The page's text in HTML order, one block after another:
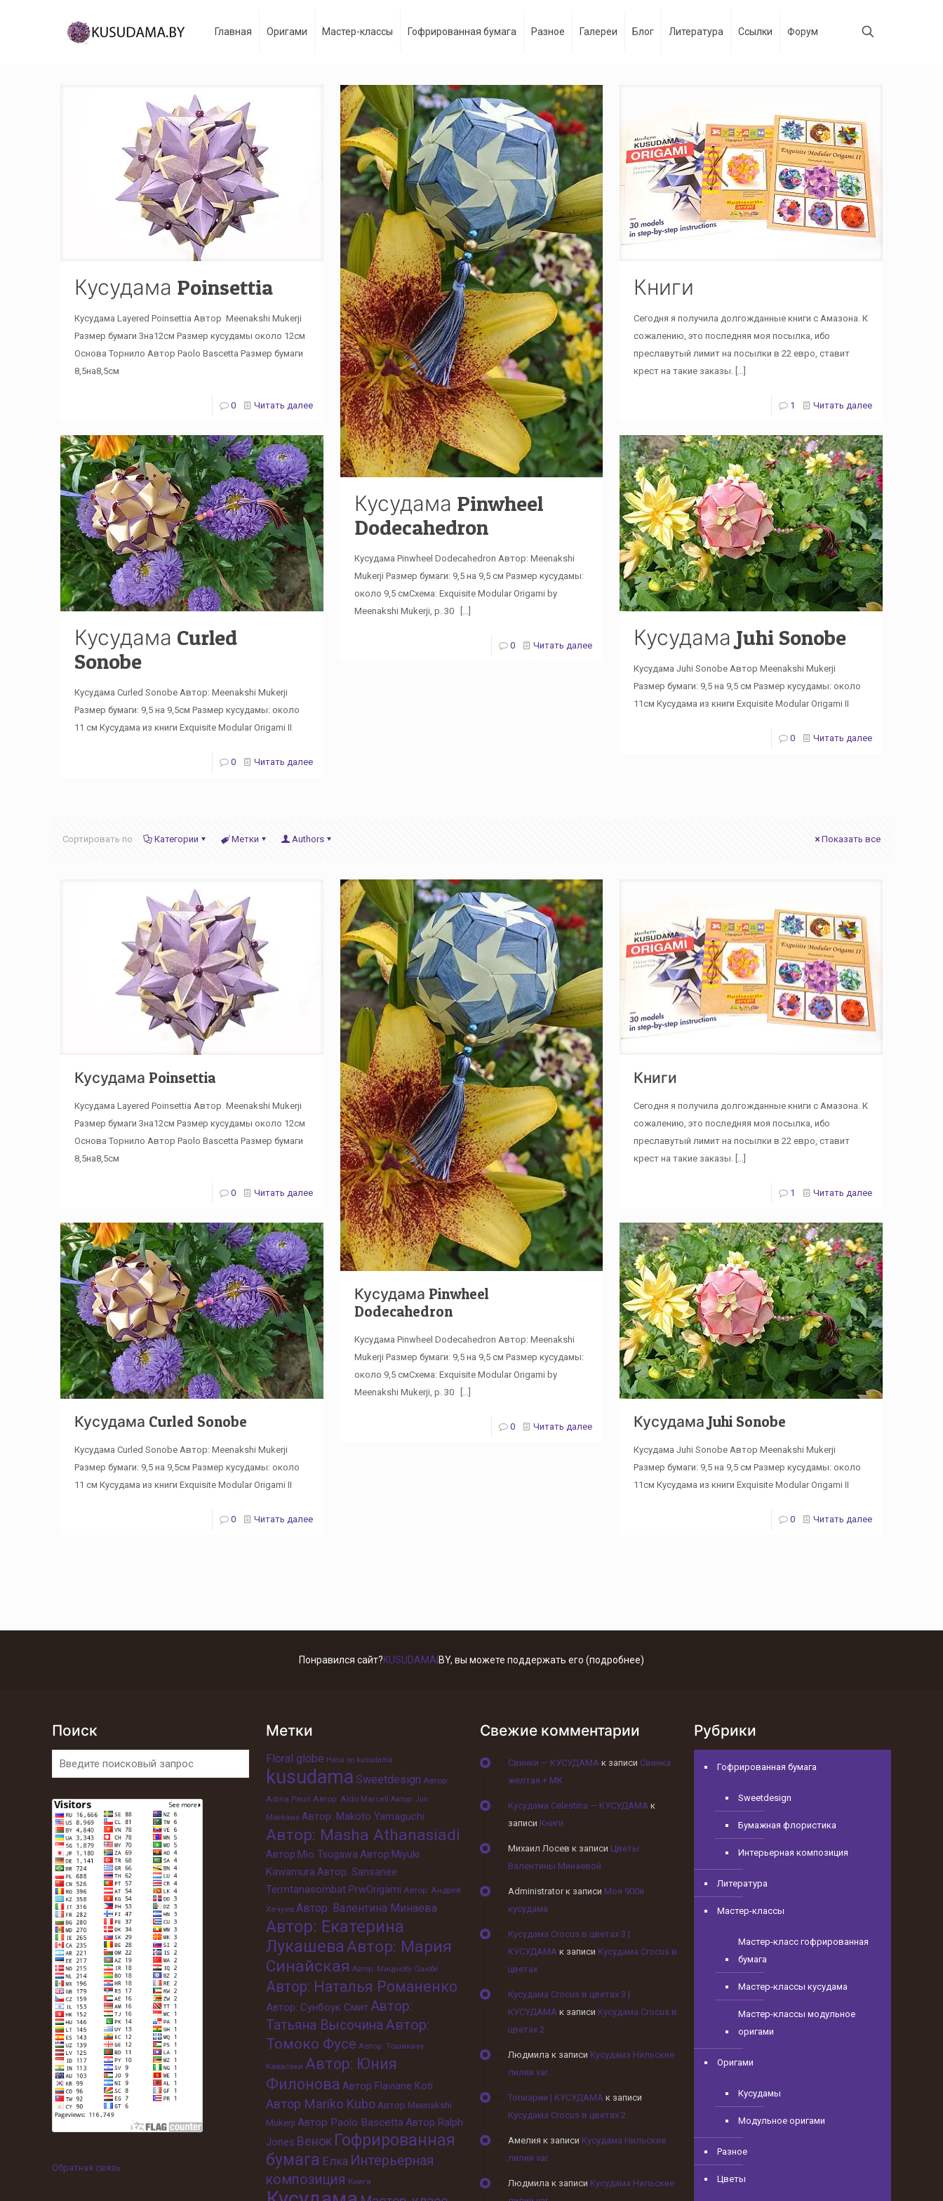
Главная Оригами Мастер-классы Гофрированная бумага Разное Галереи Блог Литература Ссылки Форум
Кусудама Poinsettia
Кусудама Layered Poinsettia Автор Meenakshi Mukerji
Размер бумаги 3на12см Размер кусудамы около 12см
Основа Торнило Автор Paolo Bascetta Размер бумаги
8,5на8,5см
0 Читать далее
Кусудама Pinwheel
Dodecahedron
Кусудама Pinwheel Dodecahedron Автор: Meenakshi
Mukerji Размер бумаги: 9,5 на 9,5 см Размер кусудамы:
около 9,5 смСхема: Exquisite Modular Origami by
Meenakshi Mukerji, p. 30
[…]
0 Читать далее
Книги
Сегодня я получила долгожданные книги с Амазона. К
сожалению, это последняя моя посылка, ибо
преславутый лимит на посылки в 22 евро, ставит
крест на такие заказы.
1 Читать далее
Кусудама Curled
Sonobe
Кусудама Curled Sonobe Автор: Meenakshi Mukerji
Размер бумаги: 9,5 на 9,5см Размер кусудамы: около
11 см Кусудама из книги Exquisite Modular Origami II
0 Читать далее
Кусудама Juhi Sonobe
Кусудама Juhi Sonobe Автор Meenakshi Mukerji
Размер бумаги: 9,5 на 9,5 см Размер кусудамы: около
11см Кусудама из книги Exquisite Modular Origami II
0 Читать далее
Сортировать по Категории Метки Authors Показать все
Кусудама Poinsettia
Кусудама Layered Poinsettia Автор Meenakshi Mukerji
Размер бумаги 3на12см Размер кусудамы около 12см
Основа Торнило Автор Paolo Bascetta Размер бумаги
8,5на8,5см
0 Читать далее
Кусудама Pinwheel
Dodecahedron
Кусудама Pinwheel Dodecahedron Автор: Meenakshi
Mukerji Размер бумаги: 9,5 на 9,5 см Размер кусудамы:
около 9,5 смСхема: Exquisite Modular Origami by
Meenakshi Mukerji, p. 30
[…]
0 Читать далее
Книги
Сегодня я получила долгожданные книги с Амазона. К
сожалению, это последняя моя посылка, ибо
преславутый лимит на посылки в 22 евро, ставит
крест на такие заказы. […]
1 Читать далее
Кусудама Curled Sonobe
Кусудама Curled Sonobe Автор: Meenakshi Mukerji
Размер бумаги: 9,5 на 9,5см Размер кусудамы: около
11 см Кусудама из книги Exquisite Modular Origami II
0 Читать далее
Кусудама Juhi Sonobe
Кусудама Juhi Sonobe Автор Meenakshi Mukerji
Размер бумаги: 9,5 на 9,5 см Размер кусудамы: около
11см Кусудама из книги Exquisite Modular Origami II
0 Читать далее
Понравился сайт?KUSUDAMA| BY, вы можете поддержать его (подробнее)
Поиск
Обратная связь
Метки
Floral globe Hana no kusudama
kusudama Sweetdesign Автор:
Adina Paun Автор: Aldo Marcell Автор: Jun
Maekawa Автор: Makoto Yamaguchi
Автор: Masha Athanasiadi
Автор:Mio Tsugawa Автор:Miyuki
KawamuraАвтор: Sansanee
Termtanasombat PrwOrigami Автор: Андрей
Хечуев Автор: Валентина Минаева
Автор: Екатерина
ЛукашеваАвтор: Мария
Синайская Автор: Мицунобу Сонобе
Автор: Наталья Романенко
Автор: Сунбоук Смит Автор:
Татьяна ВысочинаАвтор:
Томоко Фусе Автор: Тошиказу
Кавасаки Автор: Юния
Филонова Автор Flaviane Koti
Автор Mariko Kubo Автор Meenakshi
Mukerji Автор Paolo BascettaАвтор Ralph
Jones Венок Гофрированная
бумага Елка Интерьерная
композиция Книга
Свежие комментарии
Свинки — КУСУДАМА к записи Свинка
желтая + МК
Кусудама Celestina — КУСУДАМА к
записи Книги
Михаил Лосев к записи Цветы
Валентины Минаевой
Administratorк записи Моя 900я
кусудама
Кусудама Crocus в цветах 3 |
КУСУДАМА к записи Кусудама Crocus в
цветах
Кусудама Crocus в цветах 3 |
КУСУДАМА к записи Кусудама Crocus в
цветах 2
Людмила к записи Кусудама Нильские
лилии var.
Топиарии | КУСУДАМА к записи
Кусудама Crocus в цветах 2
Амелия к записи Кусудама Нильские
лилии var.
Людмила к записи Кусудама Нильские
Рубрики
Гофрированная бумага
Sweetdesign
Бумажная флористика
Интерьерная композиция
Литература
Мастер-классы
Мастер-класс гофрированная
бумага
Мастер-классы кусудама
Мастер-классы модульное
оригами
Оригами
Кусудамы
Модульное оригами
Разное
Цветы